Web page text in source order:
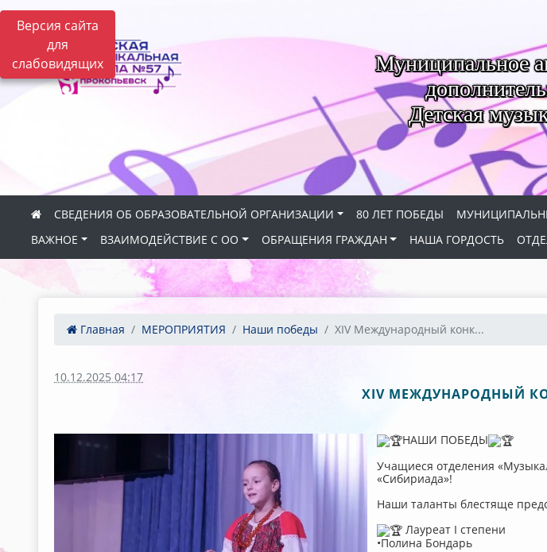
Версия сайта
для
слабовидящих
Муниципальное
Детская
СВЕДЕНИЯ ОБ ОБРАЗОВАТЕЛЬНОЙ ОРГАНИЗАЦИИ 80 ЛЕТ ПОБЕДЫ
ВАЖНОЕ
ВЗАИМОДЕЙСТВИЕ С ОО ОБРАЩЕНИЯ ГРАЖДАН НАША ГОРДОСТЬ
Главная МЕРОПРИЯТИЯ Наши победы XIV Международный конк...
10.12.2025 04:17
XIV МЕЖДУНАРОДНЫЙ
НАШИ ПОБЕДЫ
Учащиеся отделения
«Сибириада»!
Наши таланты блестяще
Лауреат I степени
•Полина Бондарь